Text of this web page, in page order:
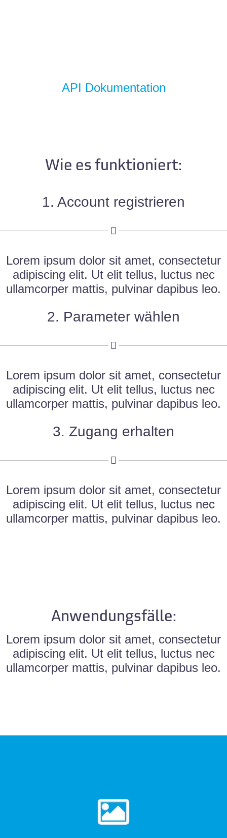
API Dokumentation
Wie es funktioniert:
1. Account registrieren
Lorem ipsum dolor sit amet, consectetur
adipiscing elit. Ut elit tellus, luctus nec
ullamcorper mattis, pulvinar dapibus leo.
2. Parameter wählen
Lorem ipsum dolor sit amet, consectetur
adipiscing elit. Ut elit tellus, luctus nec
ullamcorper mattis, pulvinar dapibus leo.
3. Zugang erhalten
Lorem ipsum dolor sit amet, consectetur
adipiscing elit. Ut elit tellus, luctus nec
ullamcorper mattis, pulvinar dapibus leo.
Anwendungsfälle:
Lorem ipsum dolor sit amet, consectetur
adipiscing elit. Ut elit tellus, luctus nec
ullamcorper mattis, pulvinar dapibus leo.